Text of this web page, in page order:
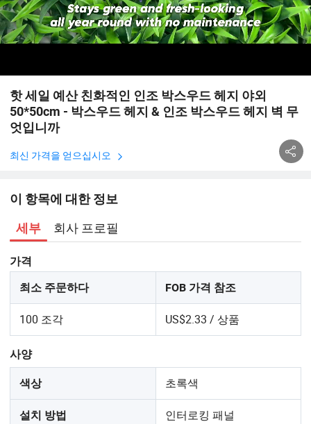
핫 세일 예산 친화적인 인조 박스우드 헤지 야외
50*50cm - 박스우드 헤지 & 인조 박스우드 헤지 벽 무
엇입니까
최신 가격을 얻으십시오
이 항목에 대한 정보
세부 회사 프로필
가격
최소 주문하다 FOB 가격 참조
100 조각 US$2.33 / 상품
사양
색상 초록색
설치 방법 인터로킹 패널